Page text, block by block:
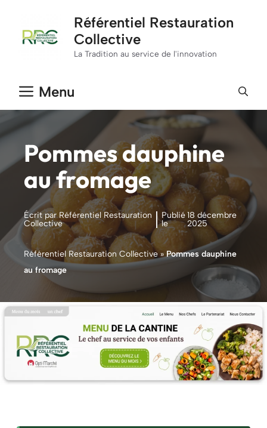
contenu
Référentiel Restauration
Collective
La Tradition au service de l'innovation
Menu
Pommes dauphine
au fromage
Écrit par Référentiel Restauration
Collective
Publié
le
18 décembre
2025
Référentiel Restauration Collective»Pommes dauphine
au fromage